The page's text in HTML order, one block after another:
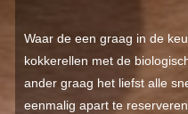
Waar de een graag in de
kokkerellen met de
ander graag het liefst alle
eenmalig apart te